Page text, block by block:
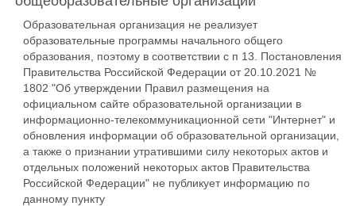
Образовательная организация не реализует
образовательные программы начального общего
образования, поэтому в соответствии с п 13. Постановления
Правительства Российской Федерации от 20.10.2021 №
1802 "Об утверждении Правил размещения на
официальном сайте образовательной организации в
информационно-телекоммуникационной сети "Интернет" и
обновления информации об образовательной организации,
а также о признании утратившими силу некоторых актов и
отдельных положений некоторых актов Правительства
Российской Федерации" не публикует информацию по
данному пункту